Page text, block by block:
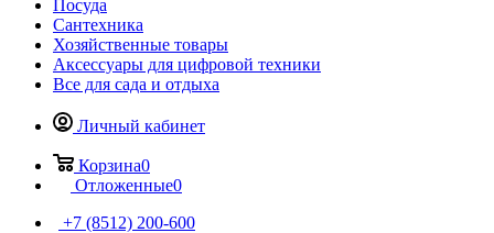
Посуда
Сантехника
Хозяйственные товары
Аксессуары для цифровой техники
Все для сада и отдыха
Личный кабинет
Корзина0
Отложенные0
+7 (8512) 200-600